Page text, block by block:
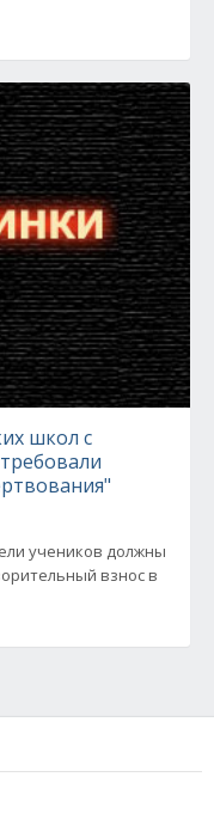
школ с
учеников должны
взнос в